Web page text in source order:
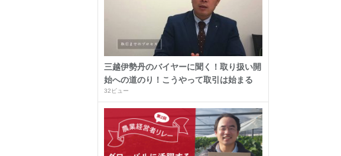
三越伊勢丹のバイヤーに聞く！取り扱い開
始への道のり！こうやって取引は始まる
32ビュー